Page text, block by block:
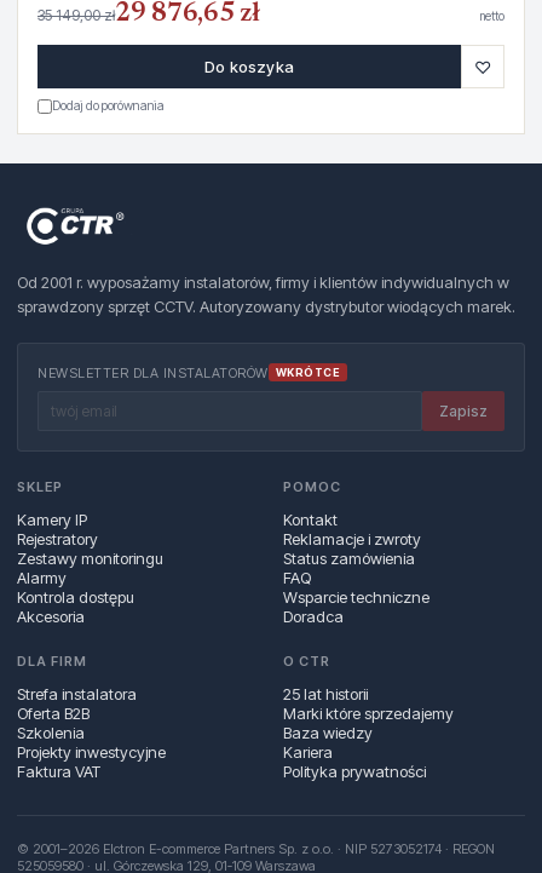
35 149,00 zł29 876,65 zł netto
Do koszyka ♡
Dodaj do porównania
Od 2001 r. wyposażamy instalatorów, firmy i klientów indywidualnych w
sprawdzony sprzęt CCTV. Autoryzowany dystrybutor wiodących marek.
NEWSLETTER DLA INSTALATORÓW WKRÓTCE
Zapisz
SKLEP
Kamery IP
Rejestratory
Zestawy monitoringu
Alarmy
Kontrola dostępu
Akcesoria
POMOC
Kontakt
Reklamacje i zwroty
Status zamówienia
FAQ
Wsparcie techniczne
Doradca
DLA FIRM
Strefa instalatora
Oferta B2B
Szkolenia
Projekty inwestycyjne
Faktura VAT
O CTR
25 lat historii
Marki które sprzedajemy
Baza wiedzy
Kariera
Polityka prywatności
© 2001–2026 Elctron E-commerce Partners Sp. z o.o. · NIP 5273052174 · REGON
525059580 · ul. Górczewska 129, 01‑109 Warszawa